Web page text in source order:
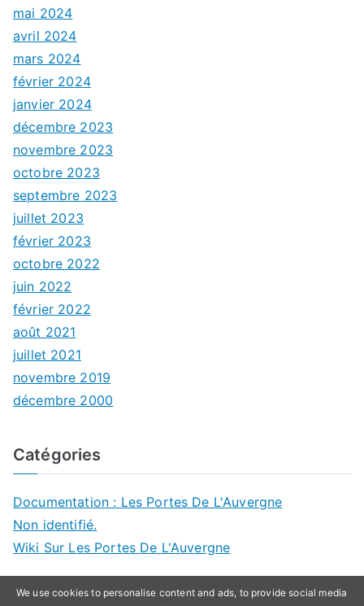
mai 2024
avril 2024
mars 2024
février 2024
janvier 2024
décembre 2023
novembre 2023
octobre 2023
septembre 2023
juillet 2023
février 2023
octobre 2022
juin 2022
février 2022
août 2021
juillet 2021
novembre 2019
décembre 2000
Catégories
Documentation : Les Portes De L'Auvergne
Non identifié.
Wiki Sur Les Portes De L'Auvergne
We use cookies to personalise content and ads, to provide social media